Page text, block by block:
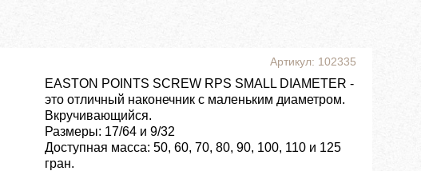
Артикул: 102335
EASTON POINTS SCREW RPS SMALL DIAMETER -
это отличный наконечник с маленьким диаметром.
Вкручивающийся.
Размеры: 17/64 и 9/32
Доступная масса: 50, 60, 70, 80, 90, 100, 110 и 125
гран.